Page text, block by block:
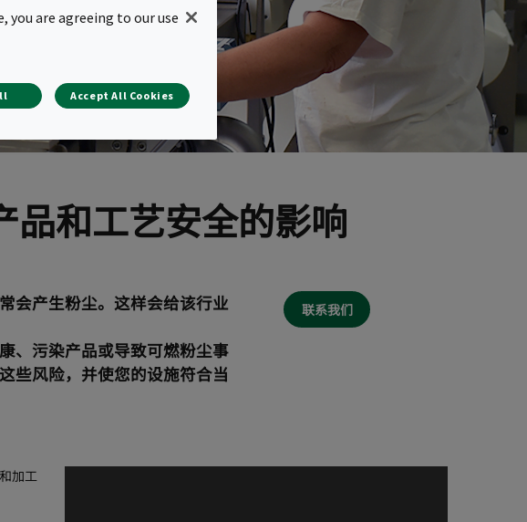
品和工艺安全的影响
会产生粉尘。这样会给该行业
、污染产品或导致可燃粉尘事
些风险，并使您的设施符合当
联系我们
加工
you are agreeing to our use
Accept All Cookies